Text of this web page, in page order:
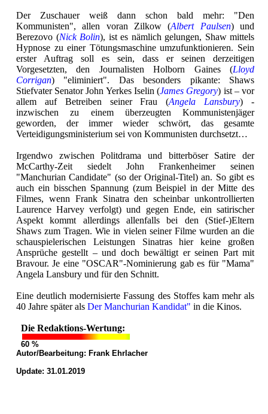
Der Zuschauer weiß dann schon bald mehr: "Den
Kommunisten", allen voran Zilkow (Albert Paulsen) und
Berezovo (Nick Bolin), ist es nämlich gelungen, Shaw mittels
Hypnose zu einer Tötungsmaschine umzufunktionieren. Sein
erster Auftrag soll es sein, dass er seinen derzeitigen
Vorgesetzten, den Journalisten Holborn Gaines (Lloyd
Corrigan) "eliminiert". Das besonders pikante: Shaws
Stiefvater Senator John Yerkes Iselin (James Gregory) ist – vor
allem auf Betreiben seiner Frau (Angela Lansbury) -
inzwischen zu einem überzeugten Kommunistenjäger
geworden, der immer wieder schwört, das gesamte
Verteidigungsministerium sei von Kommunisten durchsetzt…
Irgendwo zwischen Politdrama und bitterböser Satire der
McCarthy-Zeit siedelt John Frankenheimer seinen
"Manchurian Candidate" (so der Original-Titel) an. So gibt es
auch ein bisschen Spannung (zum Beispiel in der Mitte des
Filmes, wenn Frank Sinatra den scheinbar unkontrollierten
Laurence Harvey verfolgt) und gegen Ende, ein satirischer
Aspekt kommt allerdings allenfalls bei den (Stief-)Eltern
Shaws zum Tragen. Wie in vielen seiner Filme wurden an die
schauspielerischen Leistungen Sinatras hier keine großen
Ansprüche gestellt – und doch bewältigt er seinen Part mit
Bravour. Je eine "OSCAR"-Nominierung gab es für "Mama"
Angela Lansbury und für den Schnitt.
Eine deutlich modernisierte Fassung des Stoffes kam mehr als
40 Jahre später als Der Manchurian Kandidat" in die Kinos.
Die Redaktions-Wertung:
60 %
Autor/Bearbeitung: Frank Ehrlacher
Update: 31.01.2019